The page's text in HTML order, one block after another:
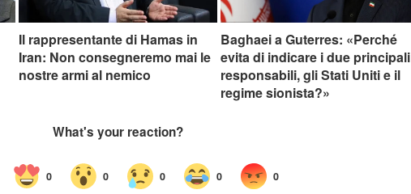
Il rappresentante di Hamas in
Iran: Non consegneremo mai le
nostre armi al nemico
Baghaei a Guterres: «Perché
evita di indicare i due principali
responsabili, gli Stati Uniti e il
regime sionista?»